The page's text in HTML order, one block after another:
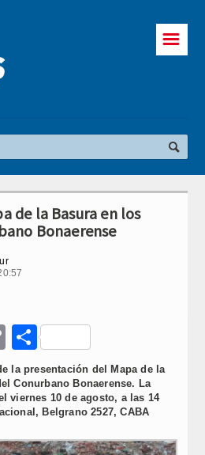
☰
de la Basura en los
Bonaerense
Copy
Link
Compartir
la presentación del Mapa de la
Conurbano Bonaerense. La
viernes 10 de agosto, a las 14
Belgrano 2527, CABA